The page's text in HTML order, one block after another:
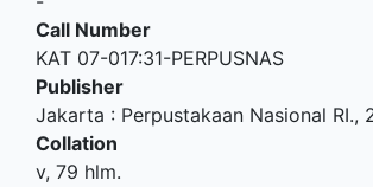
Call Number
KAT 07-017:31-PERPUSNAS
Publisher
Jakarta : Perpustakaan Nasional RI.,
Collation
v, 79 hlm.